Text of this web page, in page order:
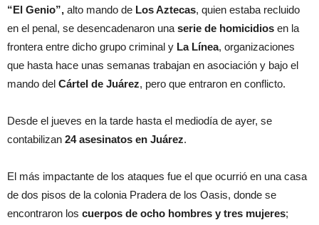
“El Genio”, alto mando de Los Aztecas, quien estaba recluido
en el penal, se desencadenaron una serie de homicidios en la
frontera entre dicho grupo criminal y La Línea, organizaciones
que hasta hace unas semanas trabajan en asociación y bajo el
mando del Cártel de Juárez, pero que entraron en conflicto.
Desde el jueves en la tarde hasta el mediodía de ayer, se
contabilizan 24 asesinatos en Juárez.
El más impactante de los ataques fue el que ocurrió en una casa
de dos pisos de la colonia Pradera de los Oasis, donde se
encontraron los cuerpos de ocho hombres y tres mujeres;